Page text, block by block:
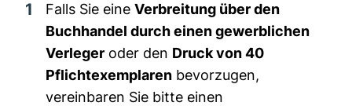
Falls Sie eine Verbreitung über den
Buchhandel durch einen gewerblichen
Verleger oder den Druck von 40
Pflichtexemplaren bevorzugen,
vereinbaren Sie bitte einen